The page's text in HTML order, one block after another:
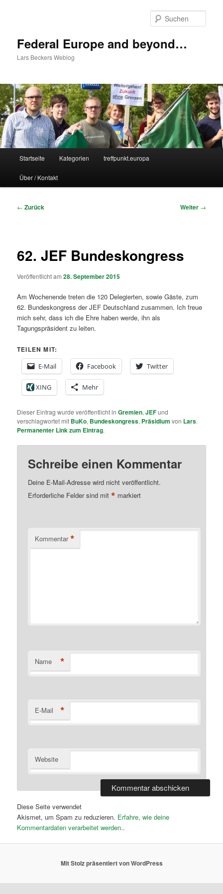
Federal Europe and beyond…
Lars Beckers Weblog
Startseite Kategorien treffpunkt.europa
Über / Kontakt
Beitragsnavigation
← Zurück Weiter →
62. JEF Bundeskongress
Veröffentlicht am28. September 2015
Am Wochenende treten die 120 Delegierten, sowie Gäste, zum
62. Bundeskongress der JEF Deutschland zusammen. Ich freue
mich sehr, dass ich die Ehre haben werde, ihn als
Tagungspräsident zu leiten.
TEILEN MIT:
E-Mail
Facebook Twitter
XING Mehr
Dieser Eintrag wurde veröffentlicht inGremien,JEFund
verschlagwortet mit BuKo, Bundeskongress, Präsidium von Lars.
Permanenter Link zum Eintrag.
Schreibe einen Kommentar
Deine E-Mail-Adresse wird nicht veröffentlicht.
Erforderliche Felder sind mit* markiert
Kommentar *
Name *
E-Mail *
Website
Diese Seite verwendet
Akismet, um Spam zu reduzieren. Erfahre, wie deine
Kommentardaten verarbeitet werden..
Mit Stolz präsentiert von WordPress